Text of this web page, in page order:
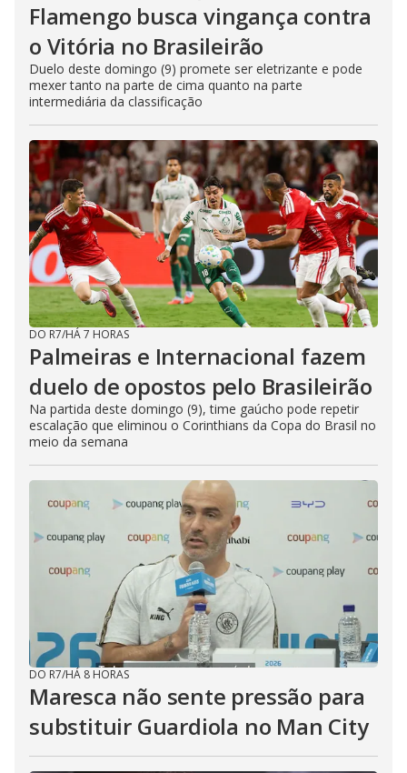
Flamengo busca vingança contra
o Vitória no Brasileirão
Duelo deste domingo (9) promete ser eletrizante e pode
mexer tanto na parte de cima quanto na parte
intermediária da classificação
DO R7/HÁ 7 HORAS
Palmeiras e Internacional fazem
duelo de opostos pelo Brasileirão
Na partida deste domingo (9), time gaúcho pode repetir
escalação que eliminou o Corinthians da Copa do Brasil no
meio da semana
DO R7/HÁ 8 HORAS
Maresca não sente pressão para
substituir Guardiola no Man City